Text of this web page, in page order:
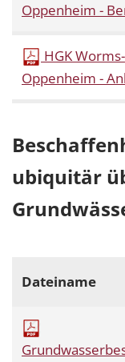
Oppenheim -
HGK Worms-
Oppenheim -
ubiquitär
Dateiname